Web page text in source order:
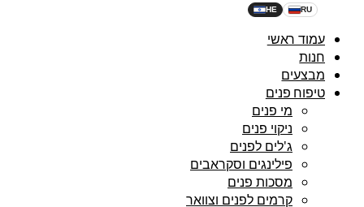
HE RU
עמוד ראשי
חנות
מבצעים
טיפוח פנים
מי פנים
ניקוי פנים
ג'לים לפנים
פילינגים וסקראבים
מסכות פנים
קרמים לפנים וצוואר